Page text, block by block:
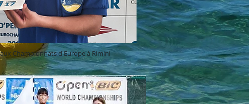
Championnats d'Europe à Rimini